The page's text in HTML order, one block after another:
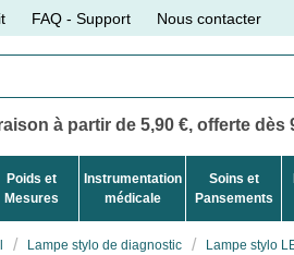
FAQ - Support Nous contacter
à partir de 5,90 €, offerte dès
Poids et
Mesures
Instrumentation
médicale
Soins et
Pansements
Lampe stylo de diagnostic Lampe stylo